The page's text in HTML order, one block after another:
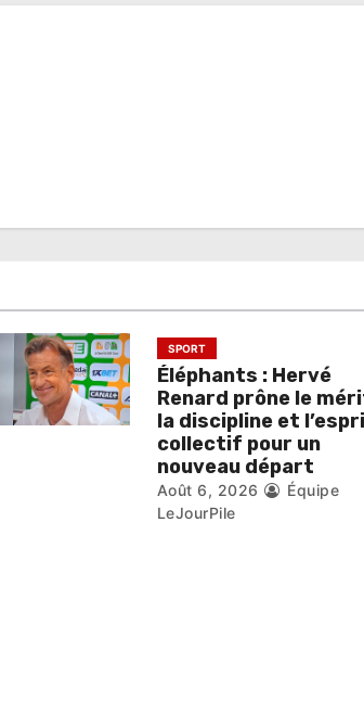
SPORT
Éléphants : Hervé
Renard prône le
la discipline et
collectif pour un
nouveau départ
Août 6, 2026
Équipe
LeJourPile